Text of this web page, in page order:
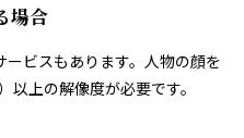
場合
ビスもあります。人物の顔を
上の解像度が必要です。